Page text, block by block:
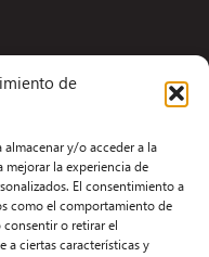
de
y/o acceder a la
la experiencia de
El consentimiento a
como el comportamiento de
o retirar el
a ciertas características y